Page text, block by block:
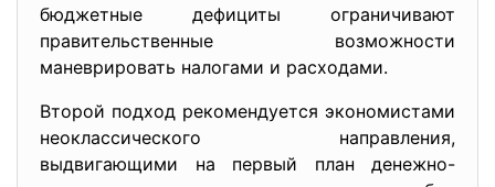
бюджетные дефициты ограничивают
правительственные возможности
маневрировать налогами и расходами.
Второй подход рекомендуется экономистами
неоклассического направления,
выдвигающими на первый план денежно-